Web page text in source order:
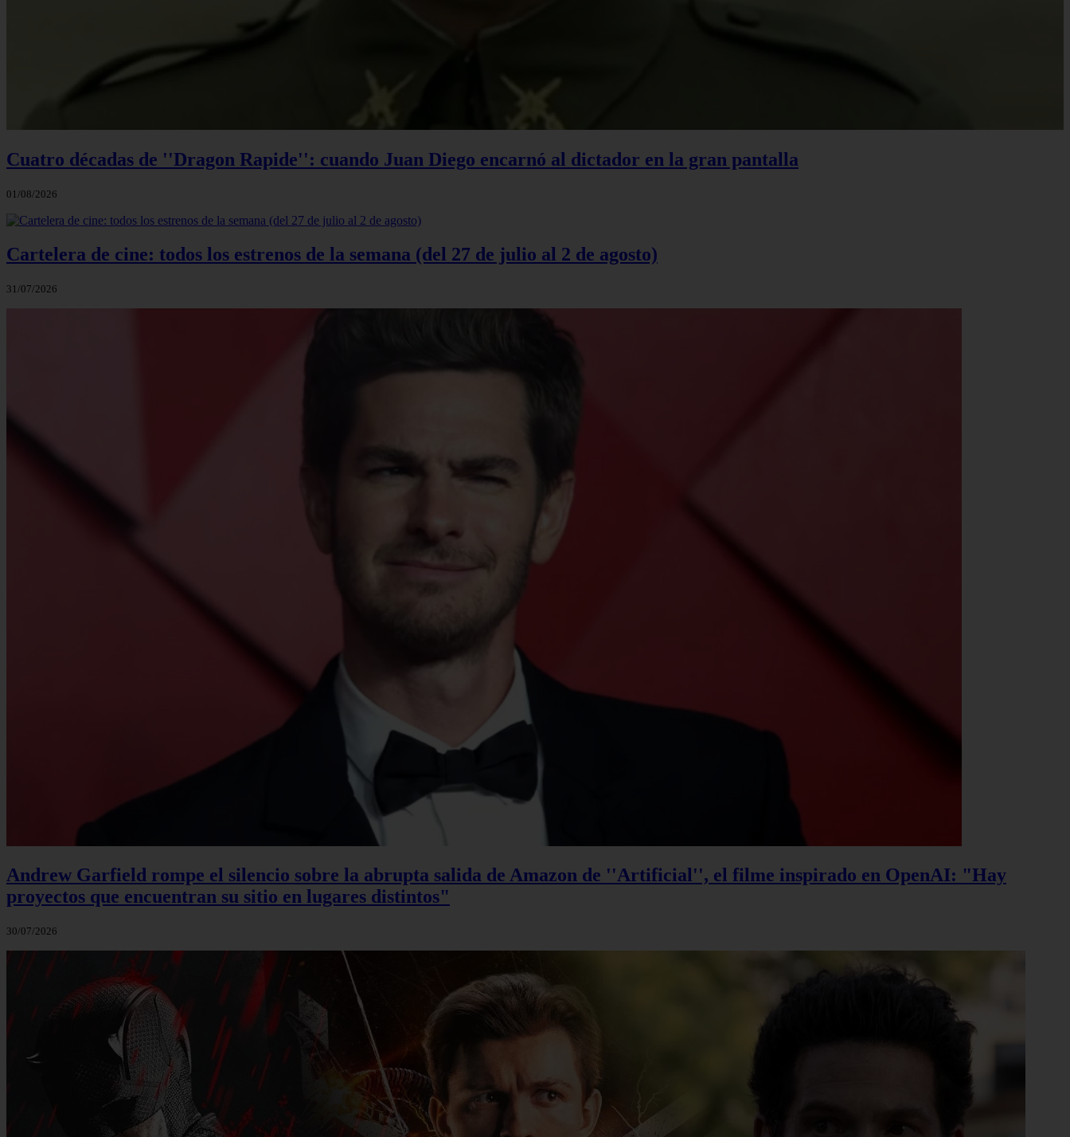
Cuatro décadas de ''Dragon Rapide'': cuando Juan Diego encarnó al dictador en la gran pantalla
01/08/2026
Cartelera de cine: todos los estrenos de la semana (del 27 de julio al 2 de agosto)
31/07/2026
Andrew Garfield rompe el silencio sobre la abrupta salida de Amazon de ''Artificial'', el filme inspirado en OpenAI: "Hay
proyectos que encuentran su sitio en lugares distintos"
30/07/2026